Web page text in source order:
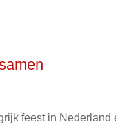
feest in